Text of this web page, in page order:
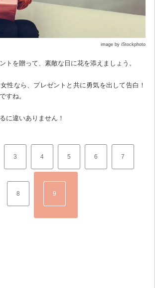
image by iStockphoto
トを贈って、素敵な日に花を添えましょう。
性なら、プレゼントと共に勇気を出して告白！
すね。
に違いありません！
3 4 5 6 7
8 9